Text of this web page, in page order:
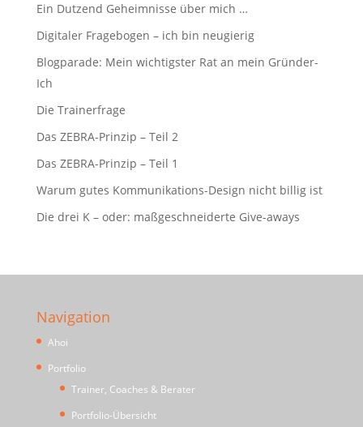
Ein Dutzend Geheimnisse über mich …
Digitaler Fragebogen – ich bin neugierig
Blogparade: Mein wichtigster Rat an mein Gründer-
Ich
Die Trainerfrage
Das ZEBRA-Prinzip – Teil 2
Das ZEBRA-Prinzip – Teil 1
Warum gutes Kommunikations-Design nicht billig ist
Die drei K – oder: maßgeschneiderte Give-aways
Navigation
Ahoi
Portfolio
Trainer, Coaches & Berater
Portfolio-Übersicht